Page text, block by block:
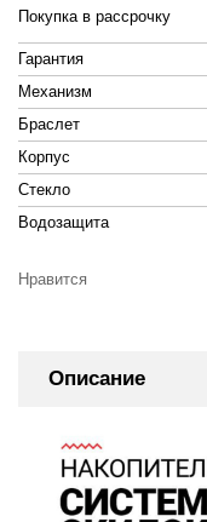
Покупка в рассрочку
Гарантия
Механизм
Браслет
Корпус
Стекло
Водозащита
Нравится
Описание